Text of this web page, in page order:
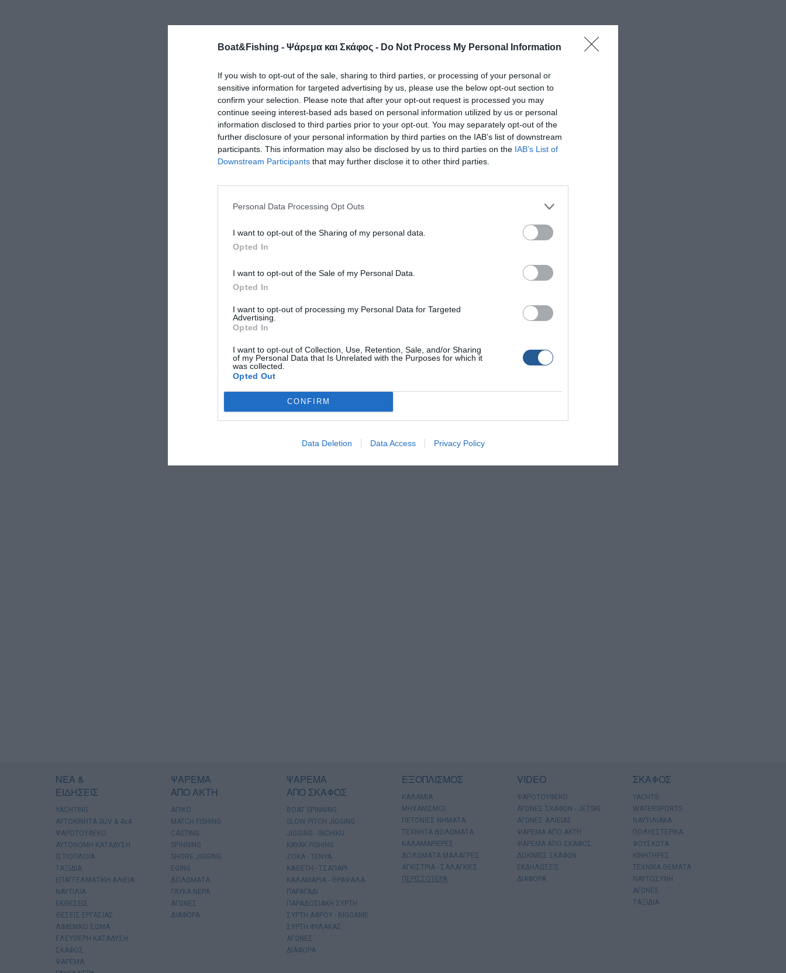
Boat&Fishing - Ψάρεμα και Σκάφος - Do Not Process My Personal Information
If you wish to opt-out of the sale, sharing to third parties, or processing of your personal or
sensitive information for targeted advertising by us, please use the below opt-out section to
confirm your selection. Please note that after your opt-out request is processed you may
continue seeing interest-based ads based on personal information utilized by us or personal
information disclosed to third parties prior to your opt-out. You may separately opt-out of the
further disclosure of your personal information by third parties on the IAB’s list of downstream
participants. This information may also be disclosed by us to third parties on the IAB’s List of
Downstream Participants that may further disclose it to other third parties.
Personal Data Processing Opt Outs
I want to opt-out of the Sharing of my personal data.
Opted In
I want to opt-out of the Sale of my Personal Data.
Opted In
I want to opt-out of processing my Personal Data for Targeted
Advertising.
Opted In
I want to opt-out of Collection, Use, Retention, Sale, and/or Sharing
of my Personal Data that Is Unrelated with the Purposes for which it
was collected.
Opted Out
CONFIRM
Data Deletion Data Access Privacy Policy
ΝΕΑ &
ΕΙΔΗΣΕΙΣ
YACHTING
AYTOKINHTA SUV & 4x4
ΨΑΡΟΤΟΥΦΕΚΟ
ΑΥΤΟΝΟΜΗ ΚΑΤΑΔΥΣΗ
ΙΣΤΙΟΠΛΟΙΑ
ΤΑΞΙΔΙΑ
ΕΠΑΓΓΕΛΜΑΤΙΚΗ ΑΛΙΕΙΑ
ΝΑΥΤΙΛΙΑ
ΕΚΘΕΣΕΙΣ
ΘΕΣΕΙΣ ΕΡΓΑΣΙΑΣ
ΛΙΜΕΝΙΚΟ ΣΩΜΑ
ΕΛΕΥΘΕΡΗ ΚΑΤΑΔΥΣΗ
ΣΚΑΦΟΣ
ΨΑΡΕΜΑ
ΨΑΡΕΜΑ
ΑΠΟ ΑΚΤΗ
ΑΠΙΚΟ
MATCH FISHING
CASTING
SPINNING
SHORE JIGGING
EGING
ΔΟΛΩΜΑΤΑ
ΓΛΥΚΑ ΝΕΡΑ
ΑΓΩΝΕΣ
ΔΙΑΦΟΡΑ
ΨΑΡΕΜΑ
ΑΠΟ ΣΚΑΦΟΣ
BOAT SPINNING
SLOW PITCH JIGGING
JIGGING - INCHIKU
KAYAK FISHING
ΖΟΚΑ - ΤΕΝΥΑ
ΚΑΘΕΤΗ - ΤΣΑΠΑΡΙ
ΚΑΛΑΜΑΡΙΑ - ΘΡΑΨΑΛΑ
ΠΑΡΑΓΑΔΙ
ΠΑΡΑΔΟΣΙΑΚΗ ΣΥΡΤΗ
ΣΥΡΤΗ ΑΦΡΟΥ - BIGGAME
ΣΥΡΤΗ ΦΥΛΑΚΑΣ
ΑΓΩΝΕΣ
ΔΙΑΦΟΡΑ
ΕΞΟΠΛΙΣΜΟΣ
ΚΑΛΑΜΙΑ
ΜΗΧΑΝΙΣΜΟΙ
ΠΕΤΟΝΙΕΣ ΝΗΜΑΤΑ
ΤΕΧΝΗΤΑ ΔΟΛΩΜΑΤΑ
ΚΑΛΑΜΑΡΙΕΡΕΣ
ΔΟΛΩΜΑΤΑ ΜΑΛΑΓΡΕΣ
ΑΓΚΙΣΤΡΙΑ - ΣΑΛΑΓΚΙΕΣ
ΠΕΡΙΣΣΟΤΕΡΑ
VIDEO
ΨΑΡΟΤΟΥΦΕΚΟ
ΑΓΩΝΕΣ ΣΚΑΦΩΝ - JETSKI
ΑΓΩΝΕΣ ΑΛΙΕΙΑΣ
ΨΑΡΕΜΑ ΑΠΟ ΑΚΤΗ
ΨΑΡΕΜΑ ΑΠΟ ΣΚΑΦΟΣ
ΔΟΚΙΜΕΣ ΣΚΑΦΩΝ
ΕΚΔΗΛΩΣΕΙΣ
ΔΙΑΦΟΡΑ
ΣΚΑΦΟΣ
YACHTS
WATERSPORTS
ΝΑΥΤΙΛΙΑΚΑ
ΠΟΛΥΕΣΤΕΡΙΚΑ
ΦΟΥΣΚΩΤΑ
ΚΙΝΗΤΗΡΕΣ
ΤΕΧΝΙΚΑ ΘΕΜΑΤΑ
ΝΑΥΤΟΣΥΝΗ
ΑΓΩΝΕΣ
ΤΑΞΙΔΙΑ